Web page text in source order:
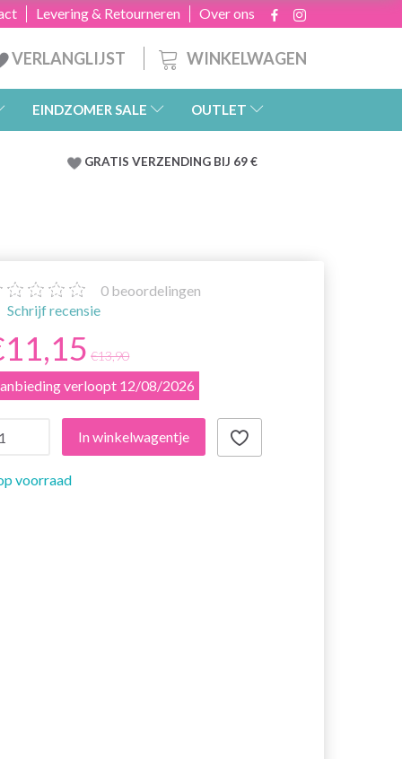
Over ons
Levering & Retourneren
WINKELWAGEN
VERLANGLIJST
EINDZOMER SALE OUTLET
GRATIS VERZENDING BIJ 69 €
0 beoordelingen
Schrijf recensie
€13,90
verloopt 12/08/2026
In winkelwagentje
voorraad